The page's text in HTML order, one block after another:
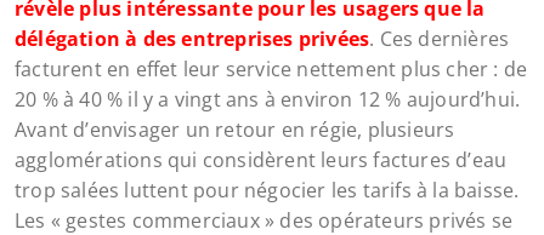
révèle plus intéressante pour les usagers que la
délégation à des entreprises privées. Ces dernières
facturent en effet leur service nettement plus cher : de
20 % à 40 % il y a vingt ans à environ 12 % aujourd’hui.
Avant d’envisager un retour en régie, plusieurs
agglomérations qui considèrent leurs factures d’eau
trop salées luttent pour négocier les tarifs à la baisse.
Les « gestes commerciaux » des opérateurs privés se